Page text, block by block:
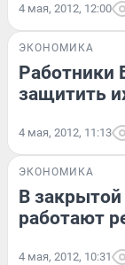
4 мая, 2012, 12:00
ЭКОНОМИКА
Работники
защитить
4 мая, 2012, 11:13
ЭКОНОМИКА
В закрытой
работают
4 мая, 2012, 10:31